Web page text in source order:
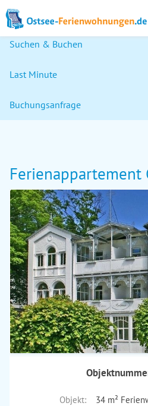
Suchen & Buchen
Last Minute
Buchungsanfrage
Ferienappartement
Objekt:
34 m²